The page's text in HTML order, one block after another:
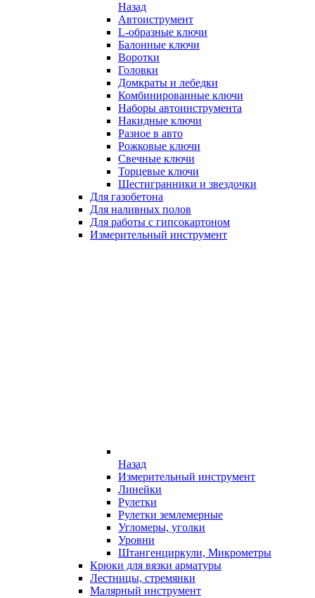
Назад
Автоиструмент
L-образные ключи
Балонные ключи
Воротки
Головки
Домкраты и лебедки
Комбинированные ключи
Наборы автоинструмента
Накидные ключи
Разное в авто
Рожковые ключи
Свечные ключи
Торцевые ключи
Шестигранники и звездочки
Для газобетона
Для наливных полов
Для работы с гипсокартоном
Измерительный инструмент
Назад
Измерительный инструмент
Линейки
Рулетки
Рулетки землемерные
Угломеры, уголки
Уровни
Штангенциркули, Микрометры
Крюки для вязки арматуры
Лестницы, стремянки
Малярный инструмент